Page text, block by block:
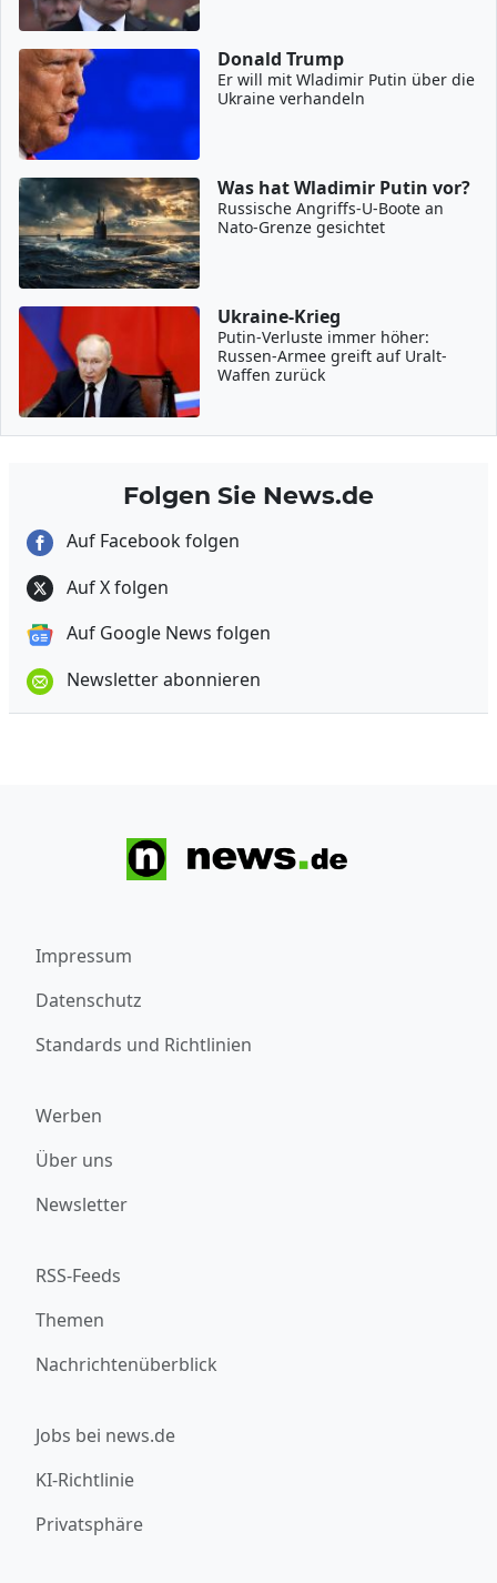
Donald Trump
Er will mit Wladimir Putin über die
Ukraine verhandeln
Was hat Wladimir Putin vor?
Russische Angriffs-U-Boote an
Nato-Grenze gesichtet
Ukraine-Krieg
Putin-Verluste immer höher:
Russen-Armee greift auf Uralt-
Waffen zurück
Folgen Sie News.de
Auf Facebook folgen
Auf X folgen
Auf Google News folgen
Newsletter abonnieren
Impressum
Datenschutz
Standards und Richtlinien
Werben
Über uns
Newsletter
RSS-Feeds
Themen
Nachrichtenüberblick
Jobs bei news.de
KI-Richtlinie
Privatsphäre